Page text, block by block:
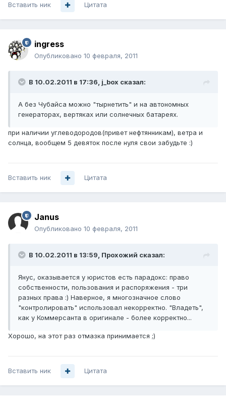
Вставить ник Цитата
ingress
Опубликовано 10 февраля, 2011
В 10.02.2011 в 17:36, j_box сказал:
А без Чубайса можно "тырнетить" и на автономных
генераторах, вертяках или солнечных батареях.
при наличии углеводородов(привет нефтянникам), ветра и
солнца, вообщем 5 девяток после нуля свои забудьте :)
Вставить ник Цитата
Janus
Опубликовано 10 февраля, 2011
В 10.02.2011 в 13:59, Прохожий сказал:
Янус, оказывается у юристов есть парадокс: право
собственности, пользования и распоряжения - три
разных права :) Наверное, я многозначное слово
"контролировать" использовал некорректно. "Владеть",
как у Коммерсанта в оригинале - более корректно...
Хорошо, на этот раз отмазка принимается ;)
Вставить ник Цитата